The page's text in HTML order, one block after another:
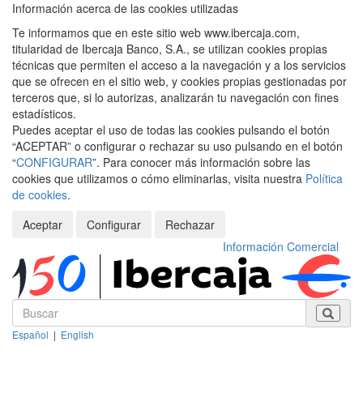
Información acerca de las cookies utilizadas
Te informamos que en este sitio web www.ibercaja.com,
titularidad de Ibercaja Banco, S.A., se utilizan cookies propias
técnicas que permiten el acceso a la navegación y a los servicios
que se ofrecen en el sitio web, y cookies propias gestionadas por
terceros que, si lo autorizas, analizarán tu navegación con fines
estadísticos.
Puedes aceptar el uso de todas las cookies pulsando el botón
“ACEPTAR” o configurar o rechazar su uso pulsando en el botón
“CONFIGURAR”. Para conocer más información sobre las
cookies que utilizamos o cómo eliminarlas, visita nuestra Política
de cookies.
Aceptar
Configurar
Rechazar
Información Comercial
Español | English